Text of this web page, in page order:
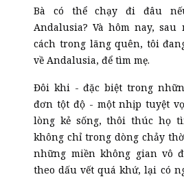
Bà có thể chạy đi đâu
Andalusia? Và hôm nay, sau
cách trong lãng quên, tôi
về Andalusia, để tìm mẹ.
Đôi khi - đặc biệt trong
đơn tột độ - một nhịp tuyệt
lòng kẻ sống, thôi thúc họ
không chỉ trong dòng chảy
những miền không gian vô
theo dấu vết quá khứ, lại có